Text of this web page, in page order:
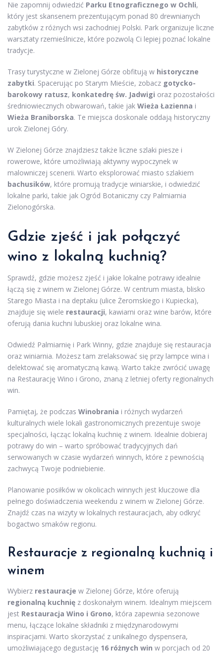
Nie zapomnij odwiedzić Parku Etnograficznego w Ochli,
który jest skansenem prezentującym ponad 80 drewnianych
zabytków z różnych wsi zachodniej Polski. Park organizuje liczne
warsztaty rzemieślnicze, które pozwolą Ci lepiej poznać lokalne
tradycje.
Trasy turystyczne w Zielonej Górze obfitują w historyczne
zabytki. Spacerując po Starym Mieście, zobacz gotycko-
barokowy ratusz, konkatedrę św. Jadwigi oraz pozostałości
średniowiecznych obwarowań, takie jak Wieża Łazienna i
Wieża Braniborska. Te miejsca doskonale oddają historyczny
urok Zielonej Góry.
W Zielonej Górze znajdziesz także liczne szlaki piesze i
rowerowe, które umożliwiają aktywny wypoczynek w
malowniczej scenerii. Warto eksplorować miasto szlakiem
bachusików, które promują tradycje winiarskie, i odwiedzić
lokalne parki, takie jak Ogród Botaniczny czy Palmiarnia
Zielonogórska.
Gdzie zjeść i jak połączyć
wino z lokalną kuchnią?
Sprawdź, gdzie możesz zjeść i jakie lokalne potrawy idealnie
łączą się z winem w Zielonej Górze. W centrum miasta, blisko
Starego Miasta i na deptaku (ulice Żeromskiego i Kupiecka),
znajduje się wiele restauracji, kawiarni oraz wine barów, które
oferują dania kuchni lubuskiej oraz lokalne wina.
Odwiedź Palmiarnię i Park Winny, gdzie znajduje się restauracja
oraz winiarnia. Możesz tam zrelaksować się przy lampce wina i
delektować się aromatyczną kawą. Warto także zwrócić uwagę
na Restaurację Wino i Grono, znaną z letniej oferty regionalnych
win.
Pamiętaj, że podczas Winobrania i różnych wydarzeń
kulturalnych wiele lokali gastronomicznych prezentuje swoje
specjalności, łącząc lokalną kuchnię z winem. Idealnie dobieraj
potrawy do win – warto spróbować tradycyjnych dań
serwowanych w czasie wydarzeń winnych, które z pewnością
zachwycą Twoje podniebienie.
Planowanie posiłków w okolicach winnych jest kluczowe dla
pełnego doświadczenia weekendu z winem w Zielonej Górze.
Znajdź czas na wizyty w lokalnych restauracjach, aby odkryć
bogactwo smaków regionu.
Restauracje z regionalną kuchnią i
winem
Wybierz restauracje w Zielonej Górze, które oferują
regionalną kuchnię z doskonałym winem. Idealnym miejscem
jest Restauracja Wino i Grono, która zapewnia sezonowe
menu, łączące lokalne składniki z międzynarodowymi
inspiracjami. Warto skorzystać z unikalnego dyspensera,
umożliwiającego degustację 16 różnych win w porcjach od 20